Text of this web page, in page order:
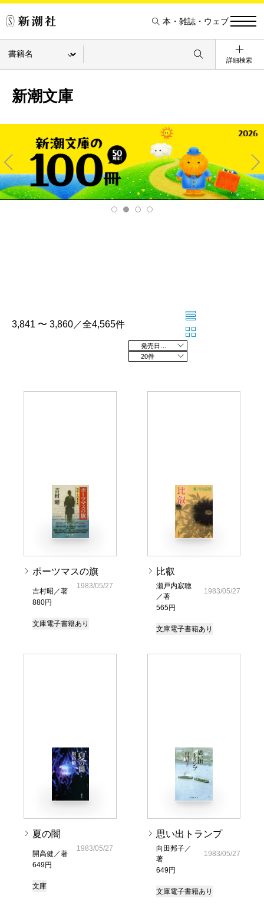
本・雑誌・ウェブ
詳細検索
新潮文庫
Pre
v
Ne
xt
3,841 〜 3,860／全4,565件
20件
ポーツマスの旗
吉村昭／著
880円
1983/05/27
文庫電子書籍あり
比叡
瀬戸内寂聴
／著
565円
1983/05/27
文庫電子書籍あり
夏の闇
開高健／著
649円
1983/05/27
文庫
思い出トランプ
向田邦子／
著
649円
1983/05/27
文庫電子書籍あり